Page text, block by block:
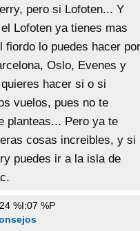
pero si Lofoten... Y
Lofoten ya tienes mas
fiordo lo puedes hacer por
Oslo, Evenes y
hacer si o si
vuelos, pues no te
planteas... Pero ya te
cosas increibles, y si
puedes ir a la isla de
%I:07 %P